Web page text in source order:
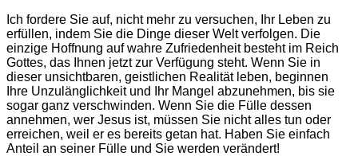
Ich fordere Sie auf, nicht mehr zu versuchen, Ihr Leben zu
erfüllen, indem Sie die Dinge dieser Welt verfolgen. Die
einzige Hoffnung auf wahre Zufriedenheit besteht im Reich
Gottes, das Ihnen jetzt zur Verfügung steht. Wenn Sie in
dieser unsichtbaren, geistlichen Realität leben, beginnen
Ihre Unzulänglichkeit und Ihr Mangel abzunehmen, bis sie
sogar ganz verschwinden. Wenn Sie die Fülle dessen
annehmen, wer Jesus ist, müssen Sie nicht alles tun oder
erreichen, weil er es bereits getan hat. Haben Sie einfach
Anteil an seiner Fülle und Sie werden verändert!